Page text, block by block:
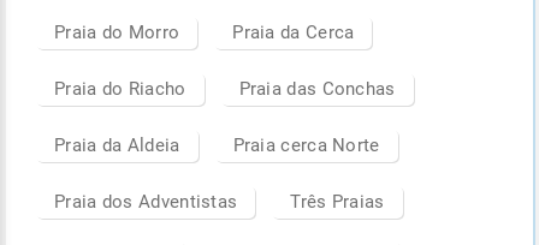
Praia do Morro Praia da Cerca
Praia do Riacho Praia das Conchas
Praia da Aldeia Praia cerca Norte
Praia dos Adventistas Três Praias